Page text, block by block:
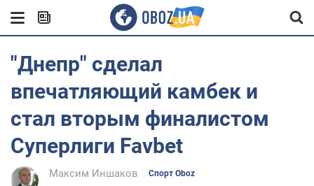
"Днепр" сделал
впечатляющий камбек и
стал вторым финалистом
Суперлиги Favbet
Максим Иншаков Спорт Oboz